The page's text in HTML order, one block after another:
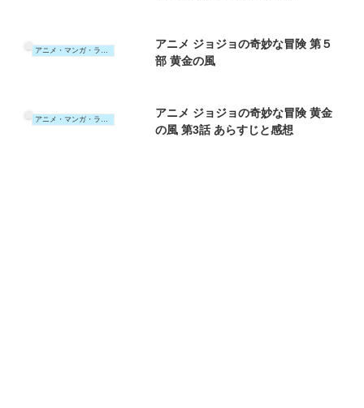
アニメ ジョジョの奇妙な冒険 第５
部 黄金の風
アニメ ジョジョの奇妙な冒険 黄金
の風 第3話 あらすじと感想